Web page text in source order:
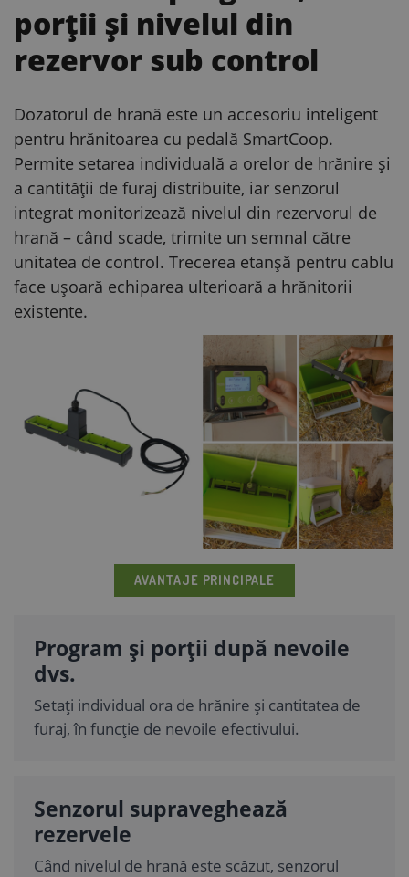
porții și nivelul din
rezervor sub control
Dozatorul de hrană este un accesoriu inteligent
pentru hrănitoarea cu pedală SmartCoop.
Permite setarea individuală a orelor de hrănire și
a cantității de furaj distribuite, iar senzorul
integrat monitorizează nivelul din rezervorul de
hrană – când scade, trimite un semnal către
unitatea de control. Trecerea etanșă pentru cablu
face ușoară echiparea ulterioară a hrănitorii
existente.
AVANTAJE PRINCIPALE
Program și porții după nevoile
dvs.
Setați individual ora de hrănire și cantitatea de
furaj, în funcție de nevoile efectivului.
Senzorul supraveghează
rezervele
Când nivelul de hrană este scăzut, senzorul